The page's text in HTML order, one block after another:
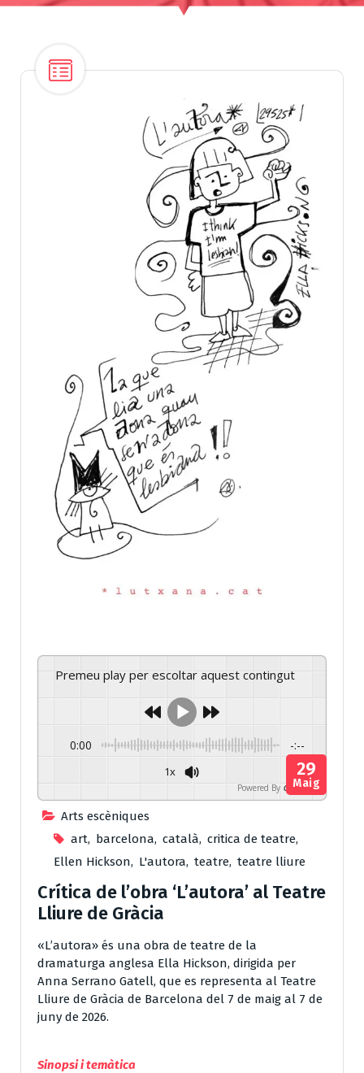
Premeu play per escoltar aquest contingut
0:00 -:--
1x
Powered By GSpeech
Arts escèniques
art, barcelona, català, critica de teatre,
Ellen Hickson, L'autora, teatre, teatre lliure
29
Maig
Crítica de l’obra ‘L’autora’ al Teatre
Lliure de Gràcia
«L’autora» és una obra de teatre de la
dramaturga anglesa Ella Hickson, dirigida per
Anna Serrano Gatell, que es representa al Teatre
Lliure de Gràcia de Barcelona del 7 de maig al 7 de
juny de 2026.
Sinopsi i temàtica